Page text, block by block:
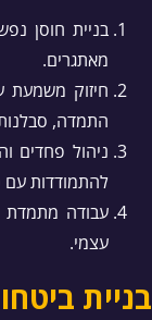
בניית חוסן
מאתגרים.
חיזוק משמעת
התמדה,
ניהול פחדים
להתמודדות
עבודה מתמדת
עצמי.
בניית